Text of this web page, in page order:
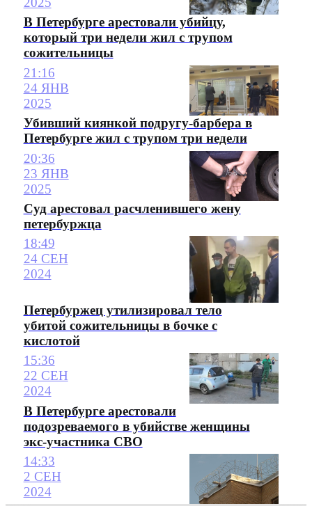
В Петербурге арестовали убийцу,
который три недели жил с трупом
сожительницы
21:16
24 ЯНВ
2025
Убивший киянкой подругу-барбера в
Петербурге жил с трупом три недели
20:36
23 ЯНВ
2025
Суд арестовал расчленившего жену
петербуржца
18:49
24 СЕН
2024
Петербуржец утилизировал тело
убитой сожительницы в бочке с
кислотой
15:36
22 СЕН
2024
В Петербурге арестовали
подозреваемого в убийстве женщины
экс-участника СВО
14:33
2 СЕН
2024